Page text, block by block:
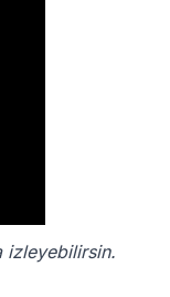
izleyebilirsin.